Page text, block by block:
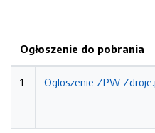
Ogłoszenie do pobrania
1 Ogloszenie ZPW